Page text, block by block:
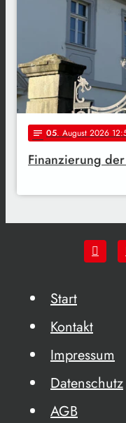
notes 05. August 2026
Finanzierung
Start
Kontakt
Impressum
Datenschutz
AGB